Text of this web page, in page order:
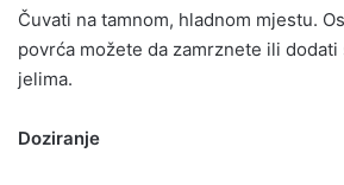
Čuvati na tamnom, hladnom mjestu.
povrća možete da zamrznete ili dodati
jelima.
Doziranje